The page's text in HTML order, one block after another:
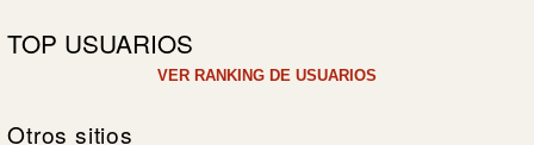
TOP USUARIOS
VER RANKING DE USUARIOS
Otros sitios